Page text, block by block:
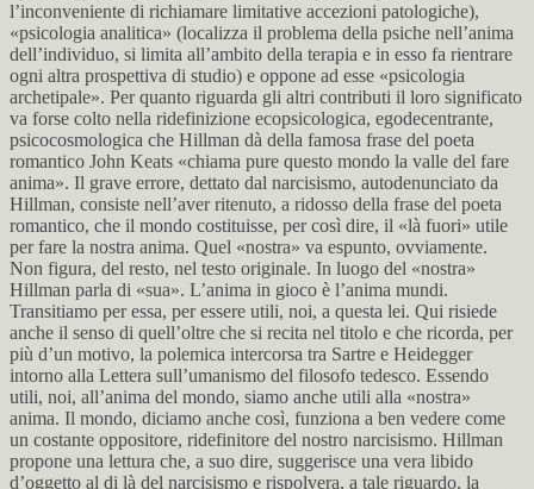
l’inconveniente di richiamare limitative accezioni patologiche),
«psicologia analitica» (localizza il problema della psiche nell’anima
dell’individuo, si limita all’ambito della terapia e in esso fa rientrare
ogni altra prospettiva di studio) e oppone ad esse «psicologia
archetipale». Per quanto riguarda gli altri contributi il loro significato
va forse colto nella ridefinizione ecopsicologica, egodecentrante,
psicocosmologica che Hillman dà della famosa frase del poeta
romantico John Keats «chiama pure questo mondo la valle del fare
anima». Il grave errore, dettato dal narcisismo, autodenunciato da
Hillman, consiste nell’aver ritenuto, a ridosso della frase del poeta
romantico, che il mondo costituisse, per così dire, il «là fuori» utile
per fare la nostra anima. Quel «nostra» va espunto, ovviamente.
Non figura, del resto, nel testo originale. In luogo del «nostra»
Hillman parla di «sua». L’anima in gioco è l’anima mundi.
Transitiamo per essa, per essere utili, noi, a questa lei. Qui risiede
anche il senso di quell’oltre che si recita nel titolo e che ricorda, per
più d’un motivo, la polemica intercorsa tra Sartre e Heidegger
intorno alla Lettera sull’umanismo del filosofo tedesco. Essendo
utili, noi, all’anima del mondo, siamo anche utili alla «nostra»
anima. Il mondo, diciamo anche così, funziona a ben vedere come
un costante oppositore, ridefinitore del nostro narcisismo. Hillman
propone una lettura che, a suo dire, suggerisce una vera libido
d’oggetto al di là del narcisismo e rispolvera, a tale riguardo, la